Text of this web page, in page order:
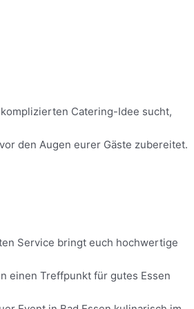
Catering-Idee sucht,
den Augen eurer Gäste zubereitet.
Service bringt euch hochwertige
einen Treffpunkt für gutes Essen